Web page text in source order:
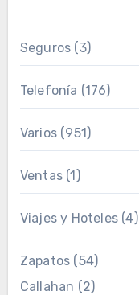
Seguros (3)
Telefonía (176)
Varios(951)
Ventas(1)
Viajes y Hoteles(4)
Zapatos (54)
Callahan (2)